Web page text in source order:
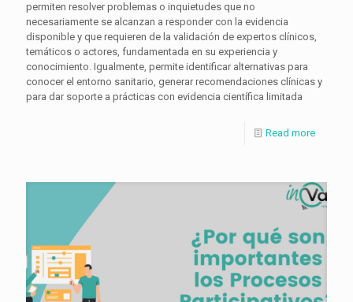
permiten resolver problemas o inquietudes que no
necesariamente se alcanzan a responder con la evidencia
disponible y que requieren de la validación de expertos clínicos,
temáticos o actores, fundamentada en su experiencia y
conocimiento. Igualmente, permite identificar alternativas para
conocer el entorno sanitario, generar recomendaciones clínicas y
para dar soporte a prácticas con evidencia científica limitada
Read more